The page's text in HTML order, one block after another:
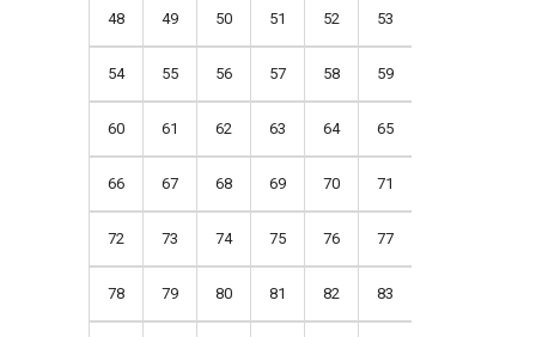
48 49 50 51 52 53
54 55 56 57 58 59
60 61 62 63 64 65
66 67 68 69 70 71
72 73 74 75 76 77
78 79 80 81 82 83